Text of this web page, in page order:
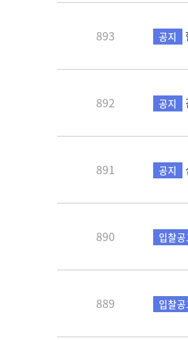
893 공지
892 공지
891 공지
890 입찰공
889 입찰공